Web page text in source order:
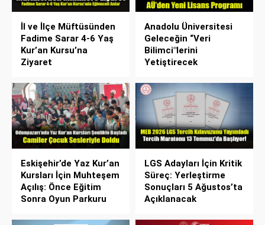
İl ve İlçe Müftüsünden
Fadime Sarar 4-6 Yaş
Kur’an Kursu’na
Ziyaret
Anadolu Üniversitesi
Geleceğin “Veri
Bilimci"lerini
Yetiştirecek
Eskişehir’de Yaz Kur’an
Kursları İçin Muhteşem
Açılış: Önce Eğitim
Sonra Oyun Parkuru
LGS Adayları İçin Kritik
Süreç: Yerleştirme
Sonuçları 5 Ağustos’ta
Açıklanacak